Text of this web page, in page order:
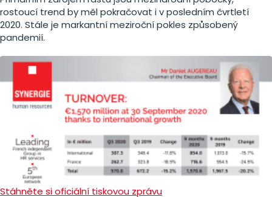
rostoucí trend by měl pokračovat i v posledním čvrtletí
2020. Stále je markantní meziroční pokles způsobený
pandemií.
Stáhněte si oficiální tiskovou zprávu